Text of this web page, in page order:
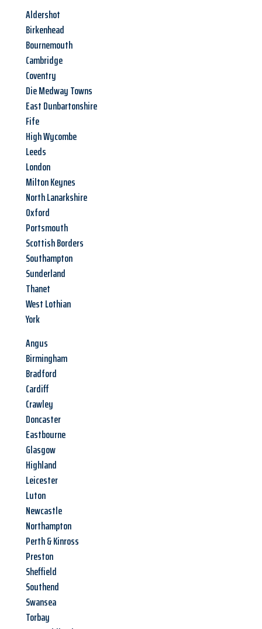
Aldershot
Birkenhead
Bournemouth
Cambridge
Coventry
Die Medway Towns
East Dunbartonshire
Fife
High Wycombe
Leeds
London
Milton Keynes
North Lanarkshire
Oxford
Portsmouth
Scottish Borders
Southampton
Sunderland
Thanet
West Lothian
York
Angus
Birmingham
Bradford
Cardiff
Crawley
Doncaster
Eastbourne
Glasgow
Highland
Leicester
Luton
Newcastle
Northampton
Perth & Kinross
Preston
Sheffield
Southend
Swansea
Torbay